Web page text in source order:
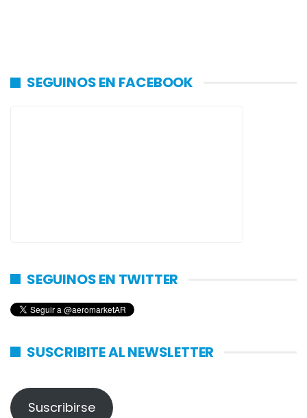
SEGUINOS EN FACEBOOK
SEGUINOS EN TWITTER
SUSCRIBITE AL NEWSLETTER
Suscribirse